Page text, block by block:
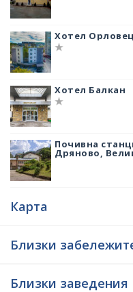
Хотел Орловец
Хотел Балкан
Почивна
Дряново,
Карта
Близки
Близки заведения